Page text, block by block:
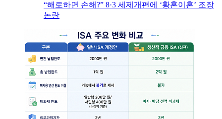
“해로하면 손해?” 8·3 세제개편에 ‘황혼이혼’ 조장
논란